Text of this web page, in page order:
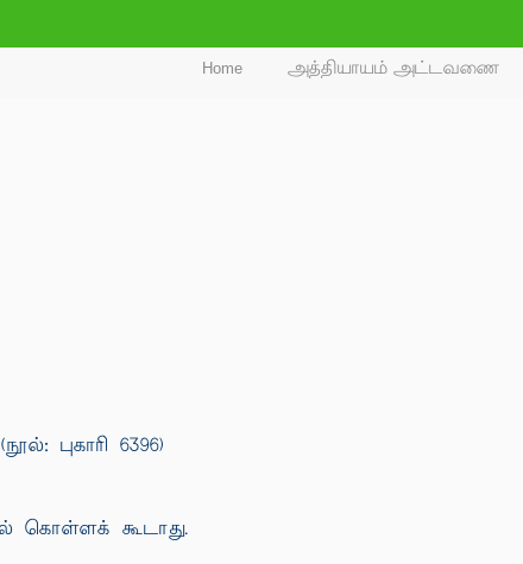
Home அத்தியாயம் அட்டவணை
புகாரி 6396)
கொள்ளக் கூடாது.